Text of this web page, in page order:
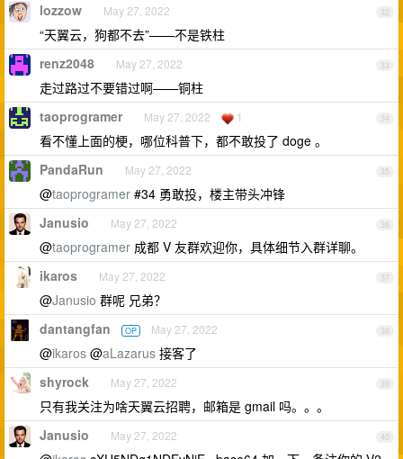
32
lozzow May 27, 2022
“天翼云，狗都不去”——不是铁柱
33
renz2048 May 27, 2022
走过路过不要错过啊——铜柱
34
taoprogramer May 27, 2022 1
看不懂上面的梗，哪位科普下，都不敢投了 doge 。
35
PandaRun May 27, 2022
@taoprogramer #34 勇敢投，楼主带头冲锋
36
Janusio May 27, 2022
@taoprogramer 成都 V 友群欢迎你，具体细节入群详聊。
37
ikaros May 27, 2022
@Janusio 群呢 兄弟？
38
dantangfan OP May 27, 2022
@ikaros @aLazarus 接客了
39
shyrock May 27, 2022
只有我关注为啥天翼云招聘，邮箱是 gmail 吗。。。
40
Janusio May 27, 2022